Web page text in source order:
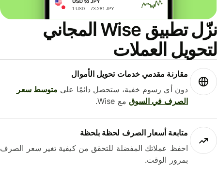
نزّل تطبيق Wise المجاني
العملات
مقارنة مقدمي خدمات تحويل الأموال
دون أي رسوم خفية، ستحصل دائمًا علىمتوسط ​​سعر
الصرف في السوقمع Wise.
متابعة أسعار الصرف لحظة بلحظة
احفظ عملاتك المفضلة للتحقق من كيفية تغير سعر الصرف
بمرور الوقت.